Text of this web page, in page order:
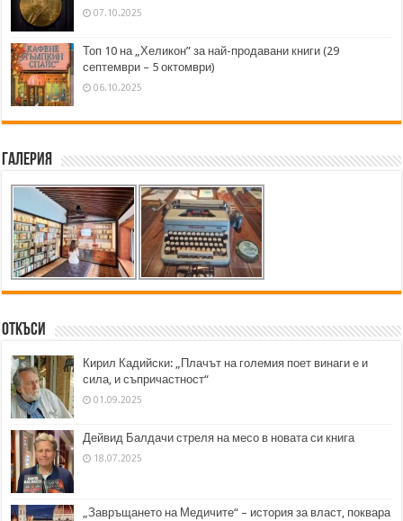
07.10.2025
Топ 10 на „Хеликон” за най-продавани книги (29
септември – 5 октомври)
06.10.2025
Галерия
Откъси
Кирил Кадийски: „Плачът на големия поет винаги е и
сила, и съпричастност“
01.09.2025
Дейвид Балдачи стреля на месо в новата си книга
18.07.2025
„Завръщането на Медичите“ – история за власт, поквара